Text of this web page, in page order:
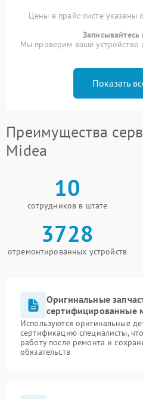
Цены в прайс-листе указаны
Записывайтесь
Мы проверим ваше устройство
Показать
Преимущества
Midea
10
сотрудников в штате
3728
отремонтированных устройств
Оригинальные
сертифицированные
Используются оригинальные
сертификацию специалисты,
работу после ремонта и
обязательств